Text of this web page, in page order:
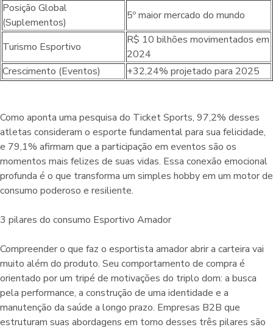
Posição Global
(Suplementos)
5º maior mercado do mundo
Turismo Esportivo
R$ 10 bilhões movimentados em
2024
Crescimento (Eventos)
+32,24% projetado para 2025
Como aponta uma pesquisa do Ticket Sports, 97,2% desses
atletas consideram o esporte fundamental para sua felicidade,
e 79,1% afirmam que a participação em eventos são os
momentos mais felizes de suas vidas. Essa conexão emocional
profunda é o que transforma um simples hobby em um motor de
consumo poderoso e resiliente.
3 pilares do consumo Esportivo Amador
Compreender o que faz o esportista amador abrir a carteira vai
muito além do produto. Seu comportamento de compra é
orientado por um tripé de motivações do triplo dom: a busca
pela performance, a construção de uma identidade e a
manutenção da saúde a longo prazo. Empresas B2B que
estruturam suas abordagens em torno desses três pilares são